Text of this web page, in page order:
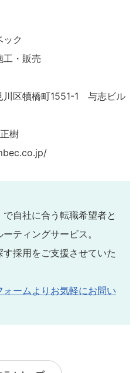
ク
工・販売
川区犢橋町1551-1 与志ビル
樹
自社に合う転職希望者と
ティングサービス。
採用をご支援させていた
ォームよりお気軽にお問い